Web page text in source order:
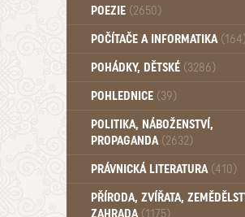
POEZIE (2650)
POČÍTAČE A INFORMATIKA
POHÁDKY, DĚTSKÉ (3286)
Pro děti a mládež (2882)
Pohádky, Dětské - Od roku 1949
POHLEDNICE (39)
POLITIKA, NÁBOŽENSTVÍ,
PROPAGANDA (2632)
PRÁVNICKÁ LITERATURA (410)
PŘÍRODA, ZVÍŘATA,
ZAHRADA (1175)